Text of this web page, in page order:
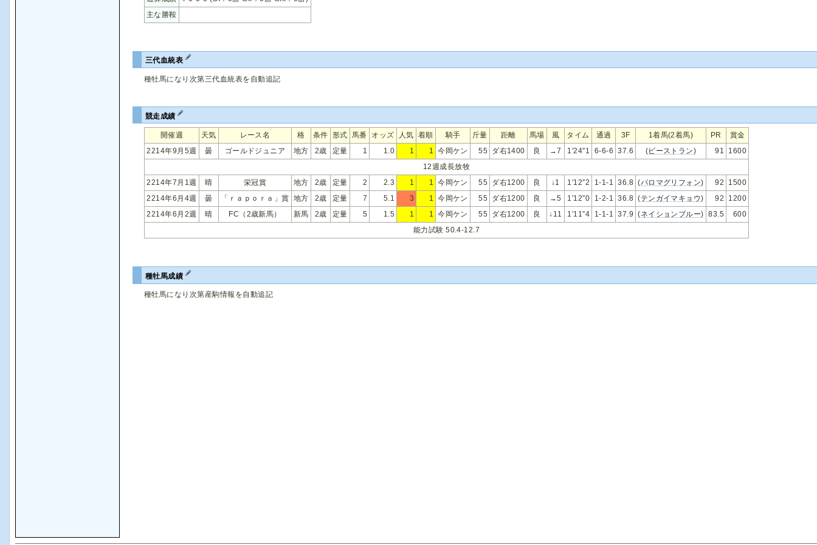
主な勝鞍
三代血統表
種牡馬になり次第三代血統表を自動追記
競走成績
開催週 天気 レース名 格 条件 形式 馬番 オッズ 人気 着順 騎手 斤量 距離 馬場 風 タイム 通過 3F 1着馬(2着馬) PR
賞金
2214年9月5週
曇 ゴールドジュニア 地方 2歳 定量 1 1.0 1 1 今岡ケン 55 ダ右1400 良 →7 1′24″1 6-6-6 37.6 (ビーストラン) 91
1600
12週成長放牧
2214年7月1週
晴 栄冠賞 地方 2歳 定量 2 2.3 1 1 今岡ケン 55 ダ右1200 良 ↓1 1′12″2 1-1-1 36.8 (パロマグリフォン) 92
1500
2214年6月4週
曇 「ｒａｐｏｒａ」賞 地方 2歳 定量 7 5.1 3 1 今岡ケン 55 ダ右1200 良 →5 1′12″0 1-2-1 36.8 (テンガイマキョウ) 92
1200
2214年6月2週
晴 FC（2歳新馬） 新馬 2歳 定量 5 1.5 1 1 今岡ケン 55 ダ右1200 良 ↓11 1′11″4 1-1-1 37.9 (ネイションブルー) 83.5
600
能力試験 50.4-12.7
種牡馬成績
種牡馬になり次第産駒情報を自動追記